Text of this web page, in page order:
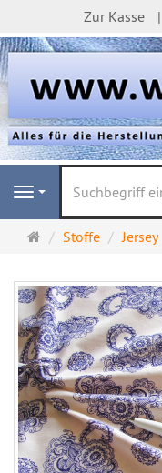
Zur Kasse
Navigation
Startseite
Stoffe Jersey